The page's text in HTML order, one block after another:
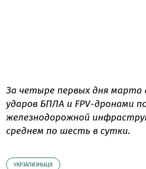
За четыре первых дня марта
ударов БПЛА и FPV-дронами
железнодорожной
среднем по шесть в сутки.
УКРЗАЛИЗНЫЦЯ